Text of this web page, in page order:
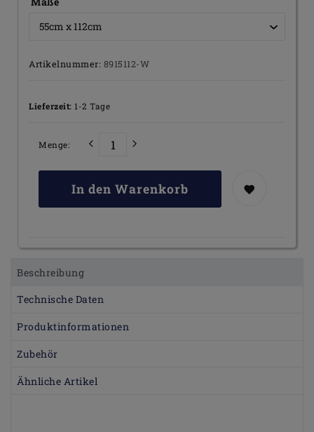
Artikelnummer: 8915112-W
Lieferzeit: 1-2 Tage
Menge:
In den Warenkorb
Beschreibung
Technische Daten
Produktinformationen
Zubehör
Ähnliche Artikel